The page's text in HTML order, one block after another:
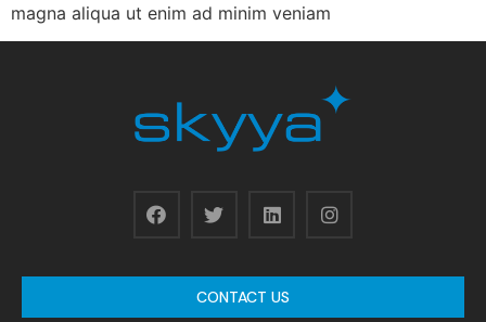
magna aliqua ut enim ad minim veniam
CONTACT US